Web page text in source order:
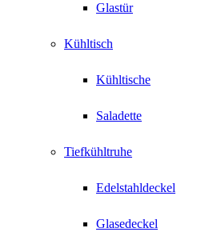
Glastür
Kühltisch
Kühltische
Saladette
Tiefkühltruhe
Edelstahldeckel
Glasedeckel